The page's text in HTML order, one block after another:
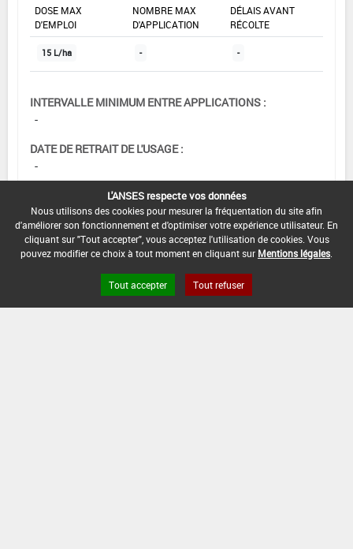
DOSE MAX
D'EMPLOI
NOMBRE MAX
D'APPLICATION
DÉLAIS AVANT
RÉCOLTE
15 L/ha - -
INTERVALLE MINIMUM ENTRE APPLICATIONS :
-
DATE DE RETRAIT DE L'USAGE :
-
DATE DE FIN DE DISTRIBUTION :
30/05/2008
DATE DE FIN D'UTILISATION :
13/12/2008
L'ANSES respecte vos données
Nous utilisons des cookies pour mesurer la fréquentation du site afin
d'améliorer son fonctionnement et d'optimiser votre expérience utilisateur. En
cliquant sur "Tout accepter", vous acceptez l'utilisation de cookies. Vous
pouvez modifier ce choix à tout moment en cliquant sur Mentions légales
Tout accepter Tout refuser